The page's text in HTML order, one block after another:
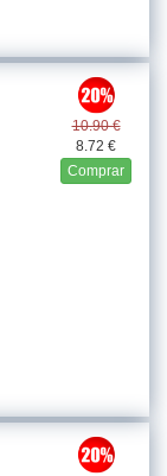
10.90 €
8.72 €
Comprar